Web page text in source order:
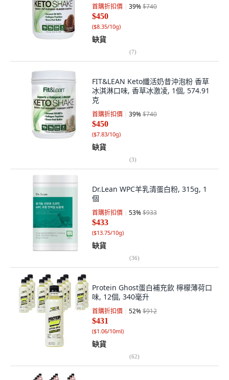
首購折扣價 39%$740
$450
($8.35/10g)
缺貨
(7)
FIT&LEAN Keto纖活奶昔沖泡粉 香草
冰淇淋口味, 香草冰激凌, 1個, 574.91
克
首購折扣價 39%$740
$450
($7.83/10g)
缺貨
(3)
Dr.Lean WPC羊乳清蛋白粉, 315g, 1
個
首購折扣價 53%$933
$433
($13.75/10g)
缺貨
(36)
Protein Ghost蛋白補充飲 檸檬薄荷口
味, 12個, 340毫升
首購折扣價 52%$912
$431
($1.06/10ml)
缺貨
(62)